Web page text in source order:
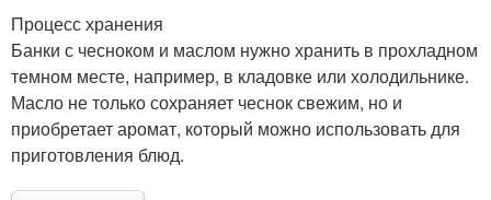
Процесс хранения
Банки с чесноком и маслом нужно хранить в прохладном
темном месте, например, в кладовке или холодильнике.
Масло не только сохраняет чеснок свежим, но и
приобретает аромат, который можно использовать для
приготовления блюд.